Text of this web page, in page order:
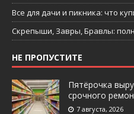
Все для дачи и пикника: что
Скрепыши, Завры, Бравлы:
НЕ ПРОПУСТИТЕ
Пятёрочка
срочного
7 августа, 2026